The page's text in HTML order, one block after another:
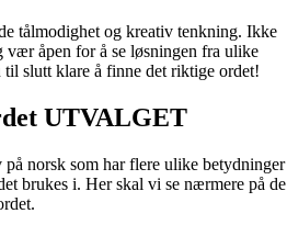
tålmodighet og kreativ tenkning. Ikke
vær åpen for å se løsningen fra ulike
slutt klare å finne det riktige ordet!
UTVALGET
på norsk som har flere ulike betydninger
brukes i. Her skal vi se nærmere på de